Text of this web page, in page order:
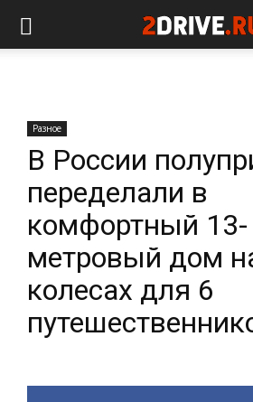
Разное
В России
переделали в
комфортный 13-
метровый дом
колесах для 6